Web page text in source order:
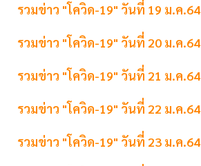
รวมข่าว "โควิด-19" วันที่ 19 ม.ค.64
รวมข่าว "โควิด-19" วันที่ 20 ม.ค.64
รวมข่าว "โควิด-19" วันที่ 21 ม.ค.64
รวมข่าว "โควิด-19" วันที่ 22 ม.ค.64
รวมข่าว "โควิด-19" วันที่ 23 ม.ค.64